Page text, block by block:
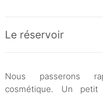
Le réservoir
Nous passerons
cosmétique. Un